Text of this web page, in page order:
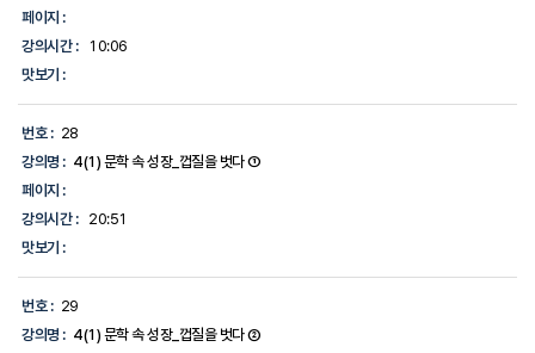
페이지 :
강의시간 :
10:06
맛보기 :
번호 : 28
강의명 : 4(1) 문학 속 성장_껍질을 벗다 ①
페이지 :
강의시간 :
20:51
맛보기 :
번호 : 29
강의명 : 4(1) 문학 속 성장_껍질을 벗다 ②